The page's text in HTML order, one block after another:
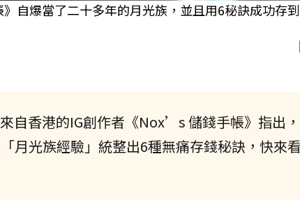
自爆當了二十多年的月光族，並且用6秘訣成功存
自香港的IG創作者《Nox’s 儲錢手帳》指出
月光族經驗」統整出6種無痛存錢秘訣，快來